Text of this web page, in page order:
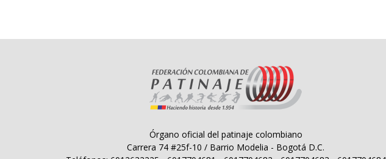
Órgano oficial del patinaje colombiano
Carrera 74 #25f-10 / Barrio Modelia - Bogotá D.C.